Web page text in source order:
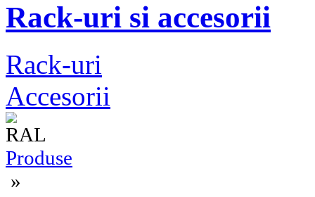
Rack-uri si accesorii
Rack-uri
Accesorii
Produse
»